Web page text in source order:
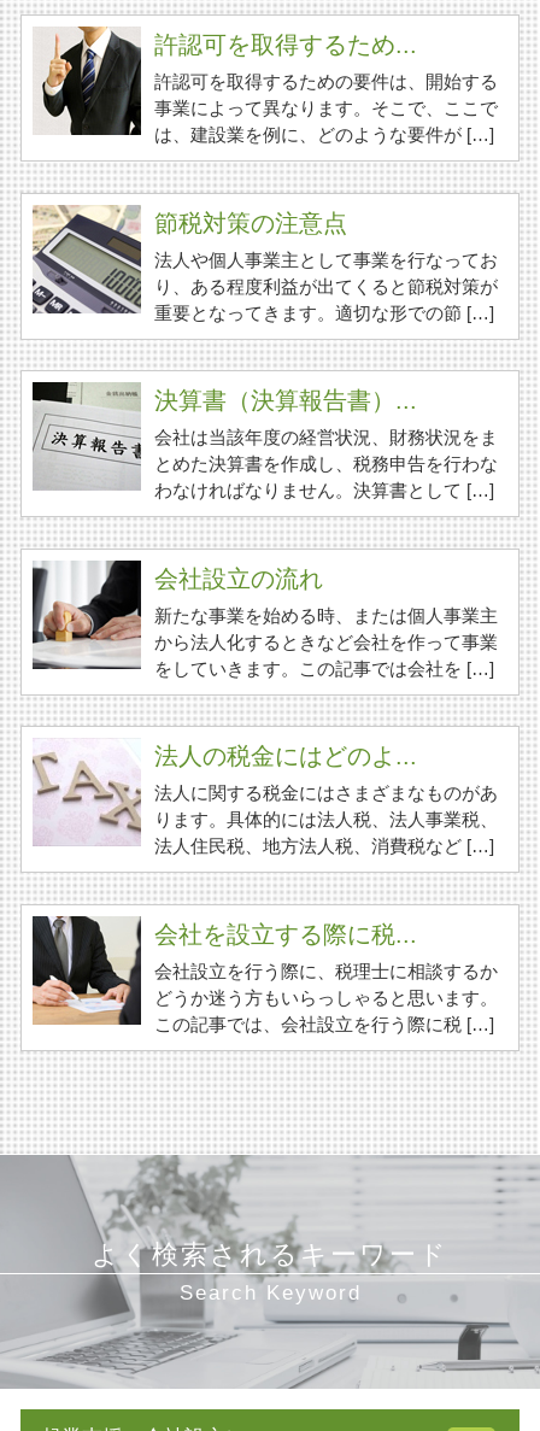
許認可を取得するため...
許認可を取得するための要件は、開始する
事業によって異なります。そこで、ここで
は、建設業を例に、どのような要件が […]
節税対策の注意点
法人や個人事業主として事業を行なってお
り、ある程度利益が出てくると節税対策が
重要となってきます。適切な形での節 […]
決算書（決算報告書）...
会社は当該年度の経営状況、財務状況をま
とめた決算書を作成し、税務申告を行わな
わなければなりません。決算書として […]
会社設立の流れ
新たな事業を始める時、または個人事業主
から法人化するときなど会社を作って事業
をしていきます。この記事では会社を […]
法人の税金にはどのよ...
法人に関する税金にはさまざまなものがあ
ります。具体的には法人税、法人事業税、
法人住民税、地方法人税、消費税など […]
会社を設立する際に税...
会社設立を行う際に、税理士に相談するか
どうか迷う方もいらっしゃると思います。
この記事では、会社設立を行う際に税 […]
よく検索されるキーワード
Search Keyword